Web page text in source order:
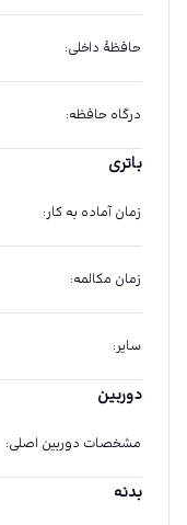
حافظهٔ داخلی:
درگاه حافظه:
باتری
زمان آماده به کار:
زمان مکالمه:
سایر:
دوربین
مشخصات دوربین اصلی:
بدنه